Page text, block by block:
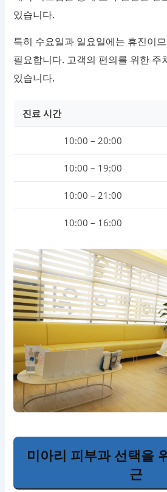
있습니다.
특히 수요일과 일요일에는 휴진이
필요합니다. 고객의 편의를 위한 주
있습니다.
진료 시간
10:00 – 20:00
10:00 – 19:00
10:00 – 21:00
10:00 – 16:00
미아리 피부과 선택을
근